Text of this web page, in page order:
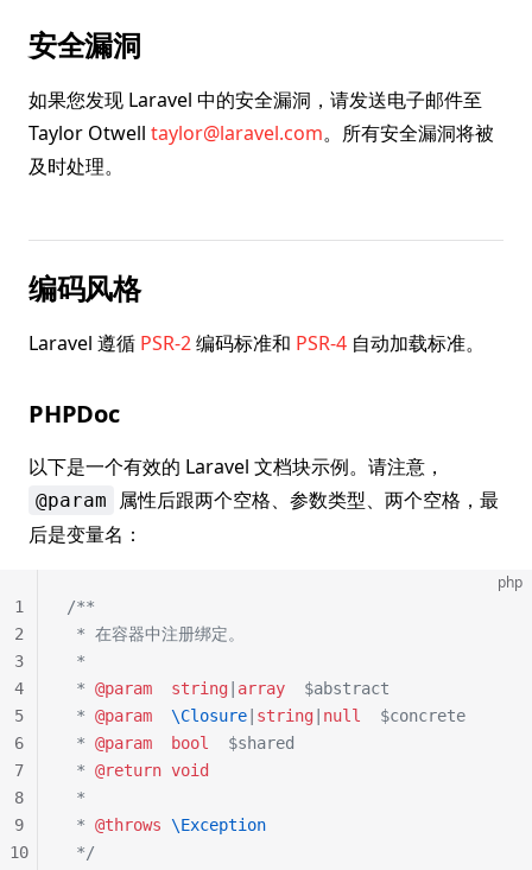
安全漏洞
如果您发现 Laravel 中的安全漏洞，请发送电子邮件至
Taylor Otwell taylor@laravel.com。所有安全漏洞将被
及时处理。
编码风格
Laravel 遵循 PSR-2编码标准和 PSR-4 自动加载标准。
PHPDoc
以下是一个有效的 Laravel 文档块示例。请注意，
@param
属性后跟两个空格、参数类型、两个空格，最
后是变量名：
php
/**
* 在容器中注册绑定。
*
* @param
  string
array
  $abstract
* @param
  \Closure
string null
  $concrete
* @param
  bool
  $shared
* @return void
*
* @throws \Exception
*/
1
2
3
4
5
6
7
8
9
10